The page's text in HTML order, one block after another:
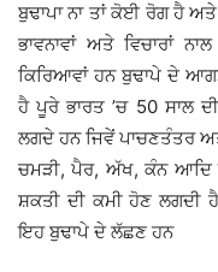
ਬੁਢਾਪਾ ਨਾ ਤਾਂ ਕੋਈ ਰੋਗ ਹੈ
ਭਾਵਨਾਵਾਂ ਅਤੇ ਵਿਚਾਰਾਂ
ਕਿਰਿਆਵਾਂ ਹਨ ਬੁਢਾਪੇ ਦੇ
ਹੈ ਪੂਰੇ ਭਾਰਤ ’ਚ 50 ਸਾਲ
ਲਗਦੇ ਹਨ ਜਿਵੇਂ ਪਾਚਣਤੰਤਰ
ਚਮੜੀ, ਪੈਰ, ਅੱਖ, ਕੰਨ ਆਦਿ
ਸ਼ਕਤੀ ਦੀ ਕਮੀ ਹੋਣ ਲਗਦੀ
ਇਹ ਬੁਢਾਪੇ ਦੇ ਲੱਛਣ ਹਨ